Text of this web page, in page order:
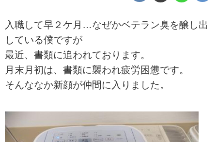
入職して早２ケ月…なぜかベテラン臭を醸し出
している僕ですが
最近、書類に追われております。
月末月初は、書類に襲われ疲労困憊です。
そんななか新顔が仲間に入りました。